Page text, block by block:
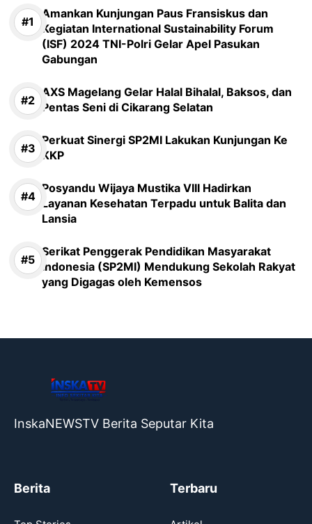
Amankan Kunjungan Paus Fransiskus dan
Kegiatan International Sustainability Forum
(ISF) 2024 TNI-Polri Gelar Apel Pasukan
Gabungan
AXS Magelang Gelar Halal Bihalal, Baksos, dan
Pentas Seni di Cikarang Selatan
Perkuat Sinergi SP2MI Lakukan Kunjungan Ke
KKP
Posyandu Wijaya Mustika VIII Hadirkan
Layanan Kesehatan Terpadu untuk Balita dan
Lansia
Serikat Penggerak Pendidikan Masyarakat
Indonesia (SP2MI) Mendukung Sekolah Rakyat
yang Digagas oleh Kemensos
InskaNEWSTV Berita Seputar Kita
Berita Terbaru